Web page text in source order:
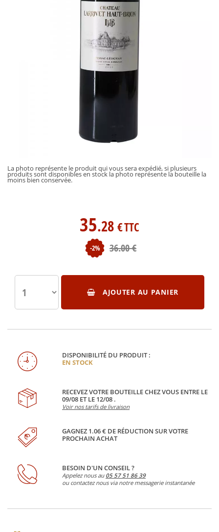
La photo représente le produit qui vous sera expédié, si plusieurs
produits sont disponibles en stock la photo représente la bouteille la
moins bien conservée.
DISPONIBILITÉ DU PRODUIT :
EN STOCK
RECEVEZ VOTRE BOUTEILLE CHEZ VOUS ENTRE LE
09/08 ET LE 12/08 .
Voir nos tarifs de livraison
GAGNEZ 1.06 € DE RÉDUCTION SUR VOTRE
PROCHAIN ACHAT
BESOIN D'UN CONSEIL ?
Appelez nous au 05 57 51 86 39
ou contactez nous via notre messagerie instantanée
35.28 €TTC
-2% 36.00€
AJOUTER AU PANIER